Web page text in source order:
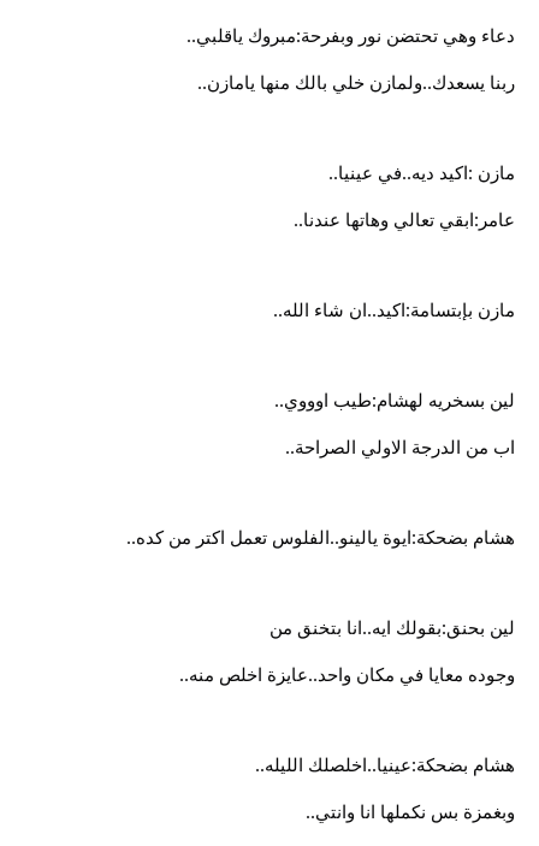
دعاء وهي تحتضن نور وبفرحة:مبروك ياقلبي..
ربنا يسعدك..ولمازن خلي بالك منها يامازن..
مازن :اكيد ديه..في عينيا..
عامر:ابقي تعالي وهاتها عندنا..
مازن بإبتسامة:اكيد..ان شاء الله..
لين بسخريه لهشام:طيب اوووي..
اب من الدرجة الاولي الصراحة..
هشام بضحكة:ايوة يالينو..الفلوس تعمل اكتر من كده..
لين بحنق:بقولك ايه..انا بتخنق من
وجوده معايا في مكان واحد..عايزة اخلص منه..
هشام بضحكة:عينيا..اخلصلك الليله..
وبغمزة بس نكملها انا وانتي..